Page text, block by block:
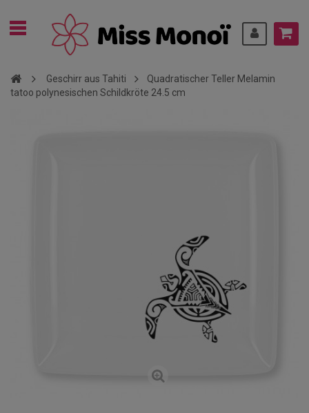
Geschirr aus Tahiti
Quadratischer Teller Melamin
tatoo polynesischen Schildkröte 24.5 cm